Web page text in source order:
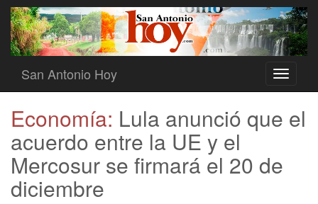
Toggle
San Antonio Hoy
Economía: Lula anunció que el
acuerdo entre la UE y el
Mercosur se firmará el 20 de
diciembre